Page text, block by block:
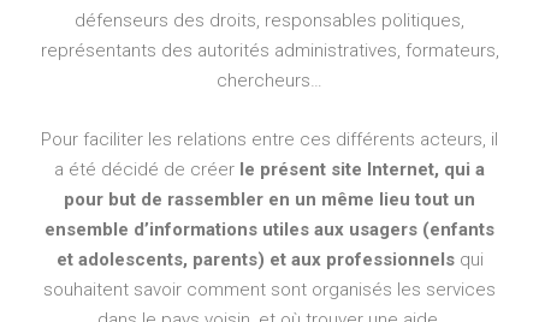
défenseurs des droits, responsables politiques,
représentants des autorités administratives, formateurs,
chercheurs…
Pour faciliter les relations entre ces différents acteurs, il
a été décidé de créer le présent site Internet, qui a
pour but de rassembler en un même lieu tout un
ensemble d’informations utiles aux usagers (enfants
et adolescents, parents) et aux professionnelsqui
souhaitent savoir comment sont organisés les services